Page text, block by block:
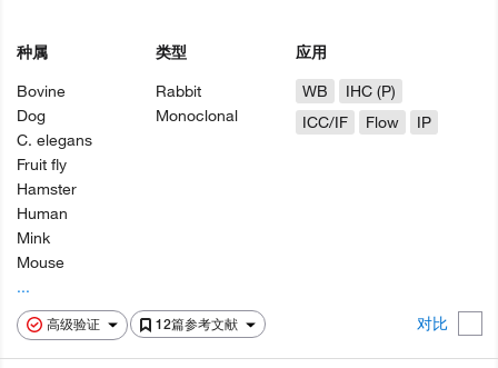
高级验证 12篇参考文献 对比
种属
Bovine
Dog
C. elegans
Fruit fly
Hamster
Human
Mink
Mouse
...
类型
Rabbit
Monoclonal
应用
WB
IHC (P)
ICC/IF
Flow IP